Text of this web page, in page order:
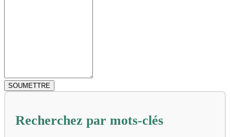
Recherchez par mots-clés